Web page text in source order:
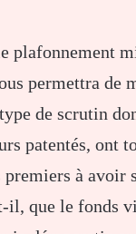
plafonnement
permettra de
de scrutin
patentés, ont
à avoir
que le fonds